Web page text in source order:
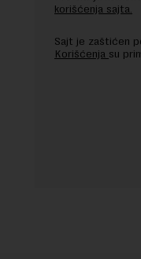
korišćenja sajta.
Sajt je zaštićen
Korišćenja su